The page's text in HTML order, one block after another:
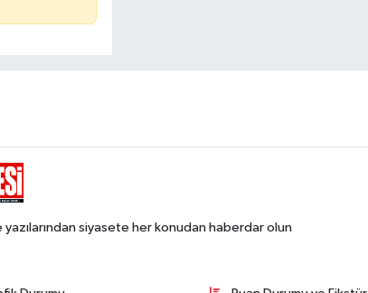
siyasete her konudan haberdar olun